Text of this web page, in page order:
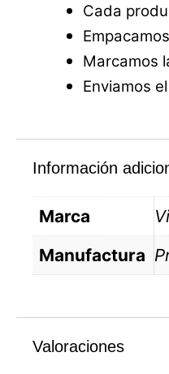
Cada
Marcamos
Enviamos
Información
Marca
Manufactura
Valoraciones